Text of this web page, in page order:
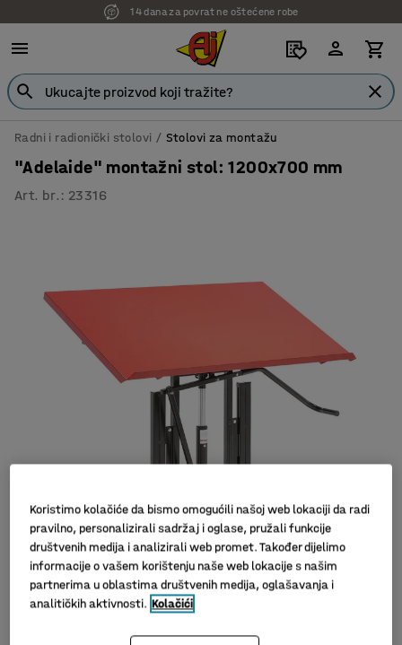
14 dana za povrat ne oštećene robe
Radni i radionički stolovi Stolovi za montažu
"Adelaide" montažni stol: 1200x700 mm
Art. br. : 23316
Koristimo kolačiće da bismo omogućili našoj web lokaciji da radi
pravilno, personalizirali sadržaj i oglase, pružali funkcije
društvenih medija i analizirali web promet. Također dijelimo
informacije o vašem korištenju naše web lokacije s našim
partnerima u oblastima društvenih medija, oglašavanja i
analitičkih aktivnosti. Kolačići